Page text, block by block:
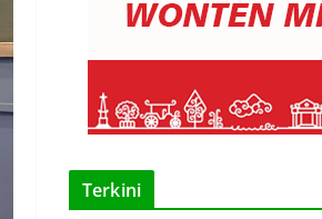
Terkini